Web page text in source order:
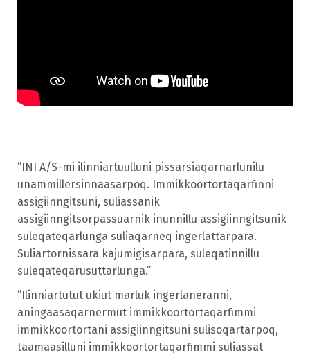
”INI A/S-mi ilinniartuulluni pissarsiaqarnarlunilu
unammillersinnaasarpoq. Immikkoortortaqarfinni
assigiinngitsuni, suliassanik
assigiinngitsorpassuarnik inunnillu assigiinngitsunik
suleqateqarlunga suliaqarneq ingerlattarpara.
Suliartornissara kajumigisarpara, suleqatinnillu
suleqateqarusuttarlunga.”
”Ilinniartutut ukiut marluk ingerlaneranni,
aningaasaqarnermut immikkoortortaqarfimmi
immikkoortortani assigiinngitsuni sulisoqartarpoq,
taamaasilluni immikkoortortaqarfimmi suliassat